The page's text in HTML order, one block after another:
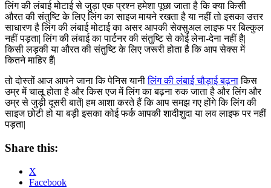
लिंग की लंबाई मोटाई से जुड़ा एक प्रश्न हमेशा पूछा जाता है कि क्या किसी
औरत की संतुष्टि के लिए लिंग का साइज मायने रखता है या नहीं तो इसका उत्तर
साधारण है लिंग की लंबाई मोटाई का असर आपकी सेक्सुअल लाइफ पर बिल्कुल
नहीं पड़ता| लिंग की लंबाई का पार्टनर की संतुष्टि से कोई लेना-देना नहीं है|
किसी लड़की या औरत की संतुष्टि के लिए जरूरी होता है कि आप सेक्स में
कितने माहिर हैं|
तो दोस्तों आज आपने जाना कि पेनिस यानीलिंग की लंबाई चौड़ाई बढ़नाकिस
उम्र में चालू होता है और किस एज में लिंग का बढ़ना रुक जाता है और लिंग और
उम्र से जुड़ी दूसरी बातें| हम आशा करते हैं कि आप समझ गए होंगे कि लिंग की
साइज छोटी हो या बड़ी इसका कोई फर्क आपकी शादीशुदा या लव लाइफ पर नहीं
पड़ता|
Share this:
X
Facebook